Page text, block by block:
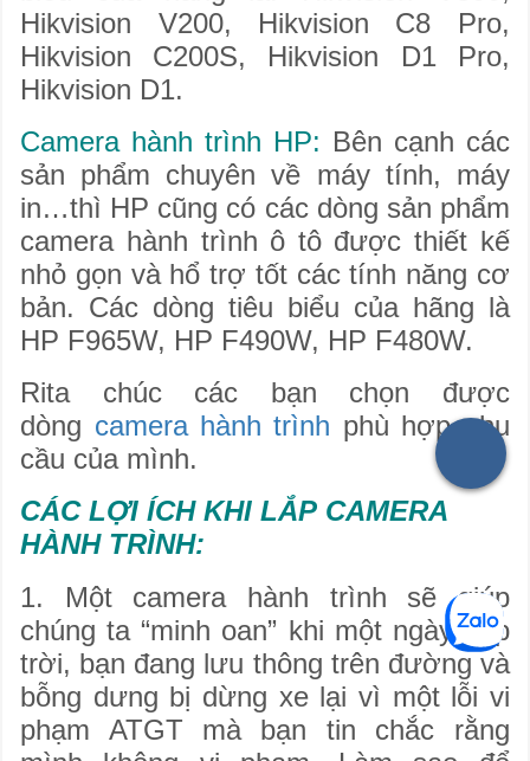
Hikvision V200, Hikvision C8 Pro,
Hikvision C200S, Hikvision D1 Pro,
Hikvision D1.
Camera hành trình HP: Bên cạnh các
sản phẩm chuyên về máy tính, máy
in…thì HP cũng có các dòng sản phẩm
camera hành trình ô tô được thiết kế
nhỏ gọn và hổ trợ tốt các tính năng cơ
bản. Các dòng tiêu biểu của hãng là
HP F965W, HP F490W, HP F480W.
Rita chúc các bạn chọn được
dòng camera hành trình phù hợp nhu
cầu của mình.
CÁC LỢI ÍCH KHI LẮP CAMERA
HÀNH TRÌNH:
1. Một camera hành trình sẽ giúp
chúng ta “minh oan” khi một ngày đẹp
trời, bạn đang lưu thông trên đường và
bỗng dưng bị dừng xe lại vì một lỗi vi
phạm ATGT mà bạn tin chắc rằng